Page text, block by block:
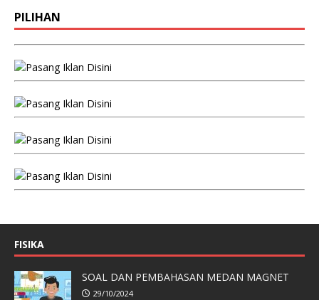
PILIHAN
FISIKA
SOAL DAN PEMBAHASAN MEDAN MAGNET
29/10/2024